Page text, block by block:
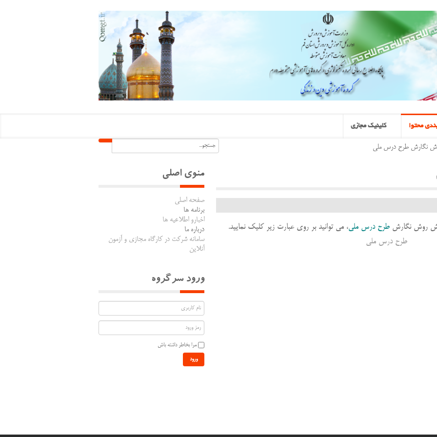
محتوا کلینیک مجازی
نگارش طرح درس ملی
روش نگارشطرح درس ملی، می توانید بر روی عبارت زیر کلیک نمایید.
طرح درس ملی
منوی اصلی
صفحه اصلی
برنامه ها
اخبارو اطلاعیه ها
درباره ما
سامانه شرکت در کارگاه مجازی و آزمون
آنلاین
ورود سرگروه
مرا بخاطر داشته باش
ورود